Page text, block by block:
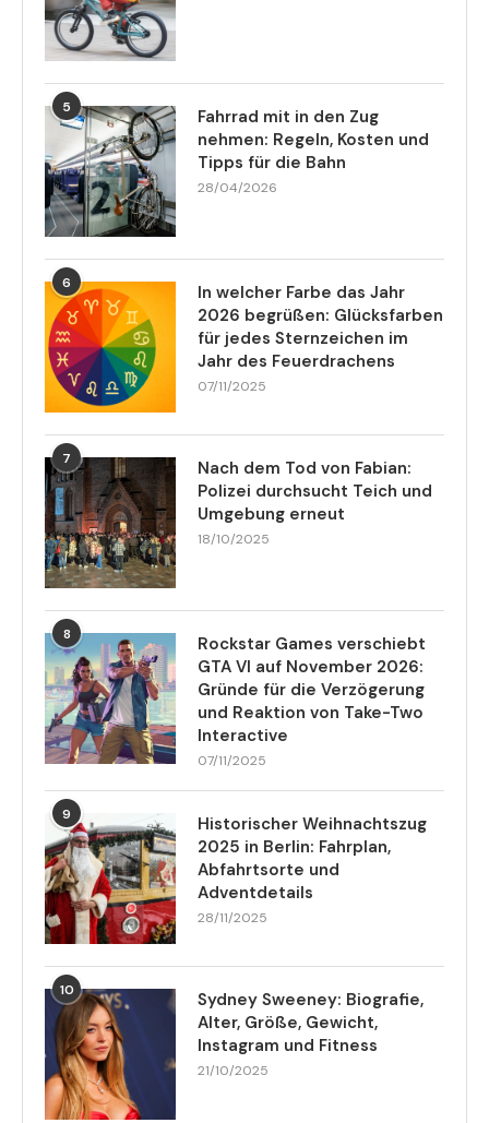
5
Fahrrad mit in den Zug
nehmen: Regeln, Kosten und
Tipps für die Bahn
28/04/2026
6
In welcher Farbe das Jahr
2026 begrüßen: Glücksfarben
für jedes Sternzeichen im
Jahr des Feuerdrachens
07/11/2025
7
Nach dem Tod von Fabian:
Polizei durchsucht Teich und
Umgebung erneut
18/10/2025
8
Rockstar Games verschiebt
GTA VI auf November 2026:
Gründe für die Verzögerung
und Reaktion von Take-Two
Interactive
07/11/2025
9
Historischer Weihnachtszug
2025 in Berlin: Fahrplan,
Abfahrtsorte und
Adventdetails
28/11/2025
10
Sydney Sweeney: Biografie,
Alter, Größe, Gewicht,
Instagram und Fitness
21/10/2025